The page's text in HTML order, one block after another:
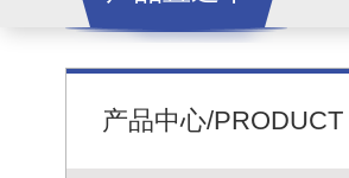
产品中心/PRODUCT